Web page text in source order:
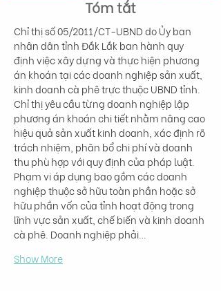
Tóm tắt
Chỉ thị số 05/2011/CT-UBND do Ủy ban
nhân dân tỉnh Đắk Lắk ban hành quy
định việc xây dựng và thực hiện phương
án khoán tại các doanh nghiệp sản xuất,
kinh doanh cà phê trực thuộc UBND tỉnh.
Chỉ thị yêu cầu từng doanh nghiệp lập
phương án khoán chi tiết nhằm nâng cao
hiệu quả sản xuất kinh doanh, xác định rõ
trách nhiệm, phân bổ chi phí và doanh
thu phù hợp với quy định của pháp luật.
Phạm vi áp dụng bao gồm các doanh
nghiệp thuộc sở hữu toàn phần hoặc sở
hữu phần vốn của tỉnh hoạt động trong
lĩnh vực sản xuất, chế biến và kinh doanh
cà phê. Doanh nghiệp phải…
Show More